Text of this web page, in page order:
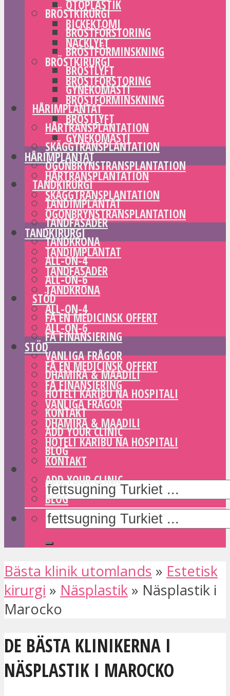
BRÖSTKIRURGI
BRÖSTFÖRSTORING
BRÖSTFÖRMINSKNING
BRÖSTLYFT
GYNEKOMASTI
HÅRIMPLANTAT
HÅRTRANSPLANTATION
SKÄGGTRANSPLANTATION
ÖGONBRYNSTRANSPLANTATION
TANDKIRURGI
TANDIMPLANTAT
TANDFASADER
TANDKRONA
ALL-ON-4
ALL-ON-6
STÖD
FÅ EN MEDICINSK OFFERT
FÅ FINANSIERING
VANLIGA FRÅGOR
DHAMIRA & MAADILI
HOTELI KARIBU NA HOSPITALI
KONTAKT
ADD YOUR CLINIC
BLOG
OTOPLASTIK
BICKEKTOMI
NACKLYFT
BRÖSTKIRURGI
BRÖSTFÖRSTORING
BRÖSTFÖRMINSKNING
BRÖSTLYFT
GYNEKOMASTI
HÅRIMPLANTAT
HÅRTRANSPLANTATION
SKÄGGTRANSPLANTATION
ÖGONBRYNSTRANSPLANTATION
TANDKIRURGI
TANDIMPLANTAT
TANDFASADER
TANDKRONA
ALL-ON-4
ALL-ON-6
STÖD
FÅ EN MEDICINSK OFFERT
FÅ FINANSIERING
VANLIGA FRÅGOR
DHAMIRA & MAADILI
HOTELI KARIBU NA HOSPITALI
KONTAKT
ADD YOUR CLINIC
BLOG
Bästa klinik utomlands » Estetisk
kirurgi » Näsplastik » Näsplastik i
Marocko
DE BÄSTA KLINIKERNA I
NÄSPLASTIK I MAROCKO